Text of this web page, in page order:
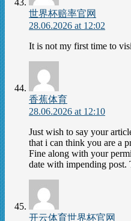
世界杯赔率官网
28.06.2026 at 12:02
It is not my first time to
香蕉体育
28.06.2026 at 12:10
Just wish to say your
that i can think you are a
Fine along with your
date with impending post.
开云体育世界杯官网